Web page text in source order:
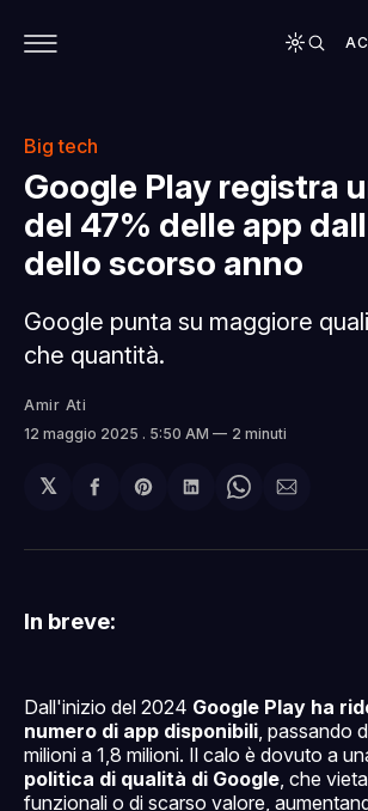
Big tech
Google Play registra
del 47% delle app
dello scorso anno
Google punta su maggiore
che quantità.
Amir Ati
12 maggio 2025 . 5:50 AM 2 minuti
𝕏
Condividi
Facebook
Share
Pinterest
Condividi
LinkedIn
Share
WhatsApp
email
In breve:
Dall'inizio del 2024 Google Play ha
numero di app disponibili, passando
milioni a 1,8 milioni. Il calo è dovuto a
politica di qualità di Google, che
funzionali o di scarso valore,